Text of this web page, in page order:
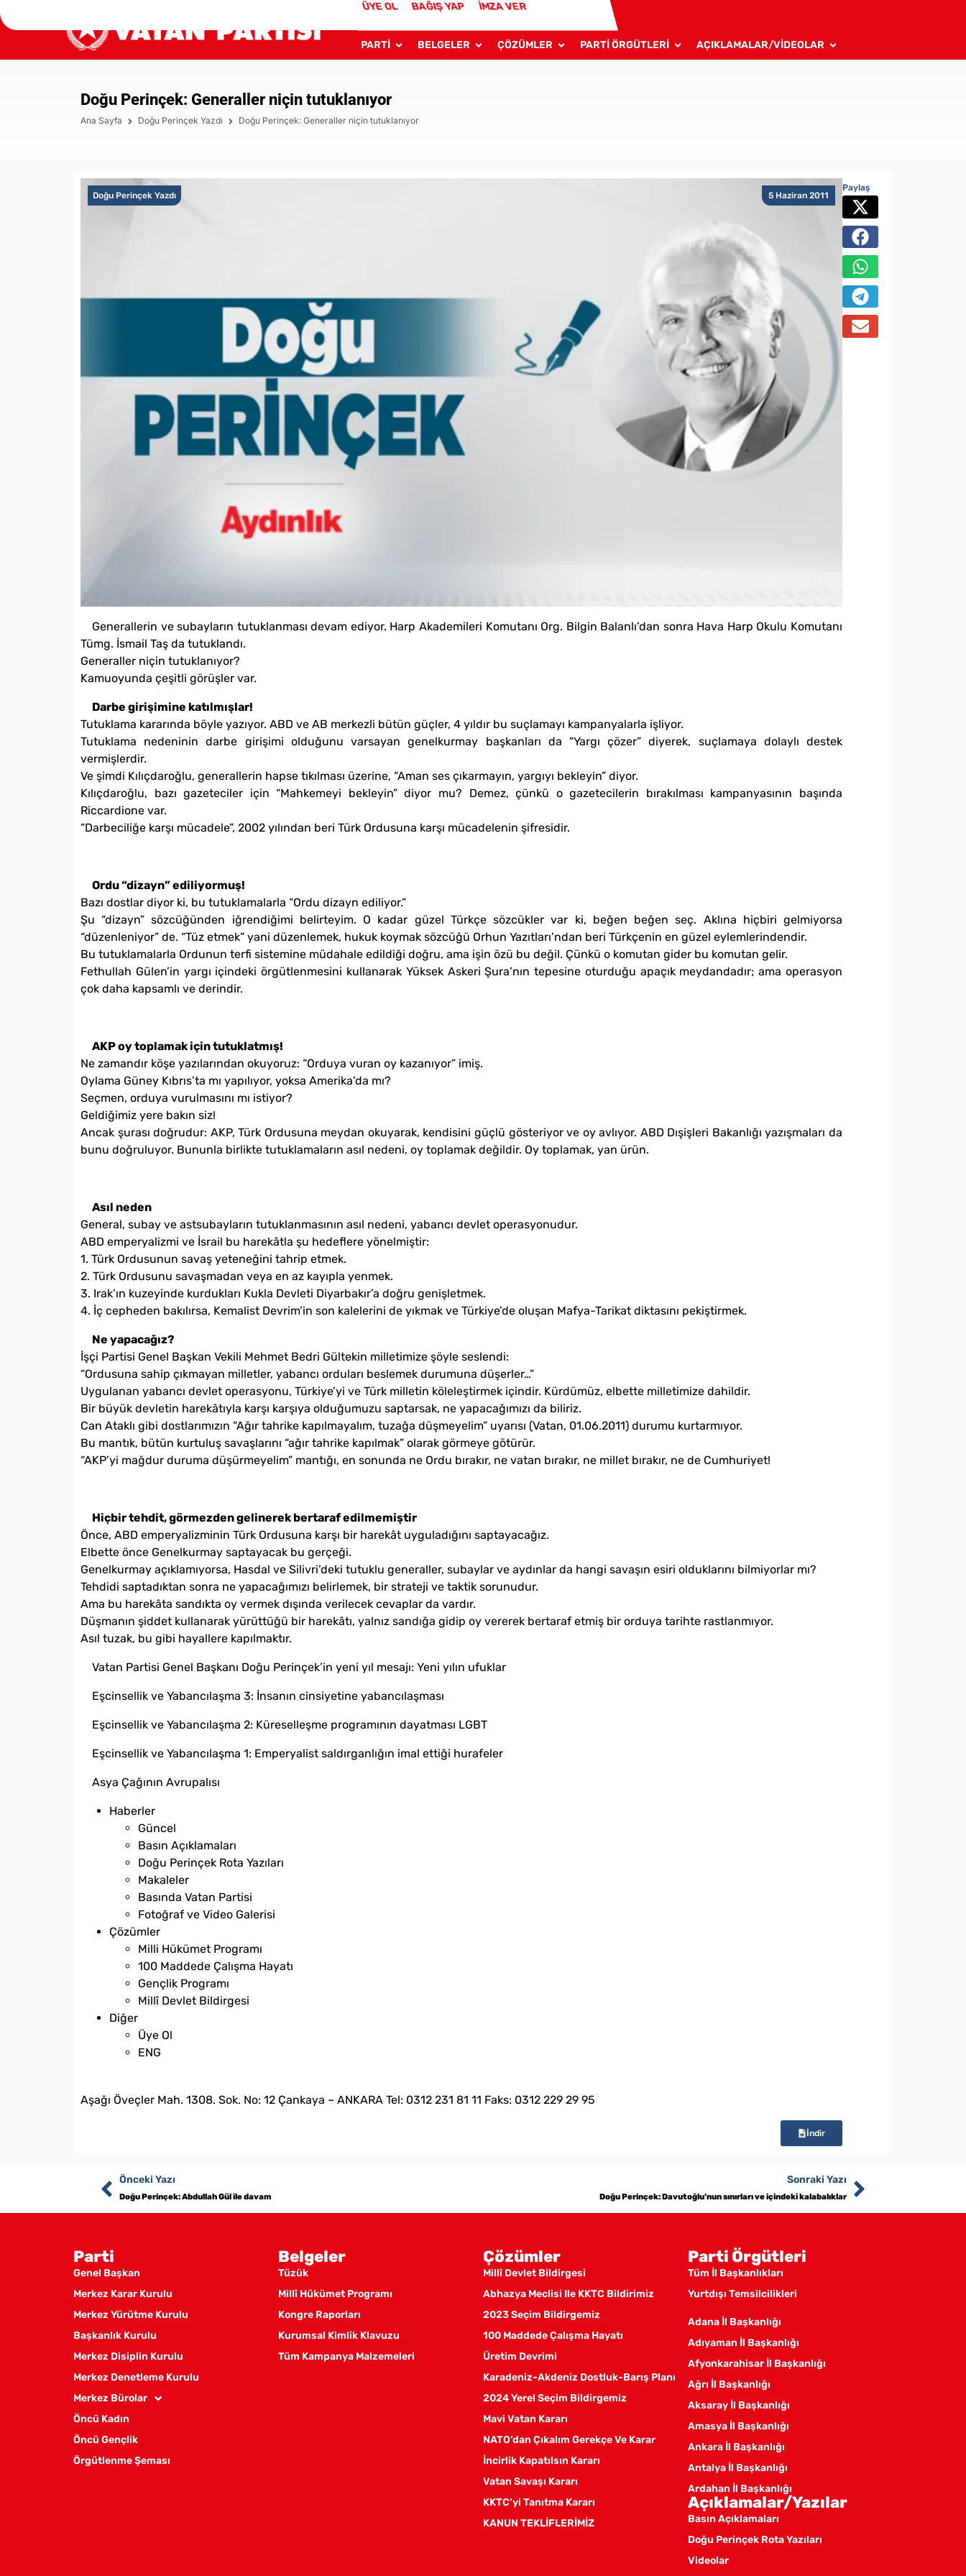
ÜYE OL BAĞIŞ YAP İMZA VER
PARTİ BELGELER ÇÖZÜMLER PARTİ ÖRGÜTLERİ AÇIKLAMALAR/VİDEOLAR
Doğu Perinçek: Generaller niçin tutuklanıyor
Ana Sayfa Doğu Perinçek Yazdı Doğu Perinçek: Generaller niçin tutuklanıyor
5 Haziran 2011
Doğu Perinçek Yazdı
Generallerin ve subayların tutuklanması devam ediyor. Harp Akademileri Komutanı Org. Bilgin Balanlı’dan sonra Hava Harp Okulu Komutanı
Tümg. İsmail Taş da tutuklandı.
Generaller niçin tutuklanıyor?
Kamuoyunda çeşitli görüşler var.
Darbe girişimine katılmışlar!
Tutuklama kararında böyle yazıyor. ABD ve AB merkezli bütün güçler, 4 yıldır bu suçlamayı kampanyalarla işliyor.
Tutuklama nedeninin darbe girişimi olduğunu varsayan genelkurmay başkanları da “Yargı çözer” diyerek, suçlamaya dolaylı destek
vermişlerdir.
Ve şimdi Kılıçdaroğlu, generallerin hapse tıkılması üzerine, “Aman ses çıkarmayın, yargıyı bekleyin” diyor.
Kılıçdaroğlu, bazı gazeteciler için “Mahkemeyi bekleyin” diyor mu? Demez, çünkü o gazetecilerin bırakılması kampanyasının başında
Riccardione var.
“Darbeciliğe karşı mücadele”, 2002 yılından beri Türk Ordusuna karşı mücadelenin şifresidir.
Ordu “dizayn” ediliyormuş!
Bazı dostlar diyor ki, bu tutuklamalarla “Ordu dizayn ediliyor.”
Şu “dizayn” sözcüğünden iğrendiğimi belirteyim. O kadar güzel Türkçe sözcükler var ki, beğen beğen seç. Aklına hiçbiri gelmiyorsa
“düzenleniyor” de. “Tüz etmek” yani düzenlemek, hukuk koymak sözcüğü Orhun Yazıtları’ndan beri Türkçenin en güzel eylemlerindendir.
Bu tutuklamalarla Ordunun terfi sistemine müdahale edildiği doğru, ama işin özü bu değil. Çünkü o komutan gider bu komutan gelir.
Fethullah Gülen’in yargı içindeki örgütlenmesini kullanarak Yüksek Askeri Şura’nın tepesine oturduğu apaçık meydandadır; ama operasyon
çok daha kapsamlı ve derindir.
AKP oy toplamak için tutuklatmış!
Ne zamandır köşe yazılarından okuyoruz: “Orduya vuran oy kazanıyor” imiş.
Oylama Güney Kıbrıs’ta mı yapılıyor, yoksa Amerika’da mı?
Seçmen, orduya vurulmasını mı istiyor?
Geldiğimiz yere bakın siz!
Ancak şurası doğrudur: AKP, Türk Ordusuna meydan okuyarak, kendisini güçlü gösteriyor ve oy avlıyor. ABD Dışişleri Bakanlığı yazışmaları da
bunu doğruluyor. Bununla birlikte tutuklamaların asıl nedeni, oy toplamak değildir. Oy toplamak, yan ürün.
Asıl neden
General, subay ve astsubayların tutuklanmasının asıl nedeni, yabancı devlet operasyonudur.
ABD emperyalizmi ve İsrail bu harekâtla şu hedeflere yönelmiştir:
1. Türk Ordusunun savaş yeteneğini tahrip etmek.
2. Türk Ordusunu savaşmadan veya en az kayıpla yenmek.
3. Irak’ın kuzeyinde kurdukları Kukla Devleti Diyarbakır’a doğru genişletmek.
4. İç cepheden bakılırsa, Kemalist Devrim’in son kalelerini de yıkmak ve Türkiye’de oluşan Mafya-Tarikat diktasını pekiştirmek.
Ne yapacağız?
İşçi Partisi Genel Başkan Vekili Mehmet Bedri Gültekin milletimize şöyle seslendi:
“Ordusuna sahip çıkmayan milletler, yabancı orduları beslemek durumuna düşerler…”
Uygulanan yabancı devlet operasyonu, Türkiye’yi ve Türk milletin köleleştirmek içindir. Kürdümüz, elbette milletimize dahildir.
Bir büyük devletin harekâtıyla karşı karşıya olduğumuzu saptarsak, ne yapacağımızı da biliriz.
Can Ataklı gibi dostlarımızın “Ağır tahrike kapılmayalım, tuzağa düşmeyelim” uyarısı (Vatan, 01.06.2011) durumu kurtarmıyor.
Bu mantık, bütün kurtuluş savaşlarını “ağır tahrike kapılmak” olarak görmeye götürür.
“AKP’yi mağdur duruma düşürmeyelim” mantığı, en sonunda ne Ordu bırakır, ne vatan bırakır, ne millet bırakır, ne de Cumhuriyet!
Hiçbir tehdit, görmezden gelinerek bertaraf edilmemiştir
Önce, ABD emperyalizminin Türk Ordusuna karşı bir harekât uyguladığını saptayacağız.
Elbette önce Genelkurmay saptayacak bu gerçeği.
Genelkurmay açıklamıyorsa, Hasdal ve Silivri’deki tutuklu generaller, subaylar ve aydınlar da hangi savaşın esiri olduklarını bilmiyorlar mı?
Tehdidi saptadıktan sonra ne yapacağımızı belirlemek, bir strateji ve taktik sorunudur.
Ama bu harekâta sandıkta oy vermek dışında verilecek cevaplar da vardır.
Düşmanın şiddet kullanarak yürüttüğü bir harekâtı, yalnız sandığa gidip oy vererek bertaraf etmiş bir orduya tarihte rastlanmıyor.
Asıl tuzak, bu gibi hayallere kapılmaktır.
Vatan Partisi Genel Başkanı Doğu Perinçek’in yeni yıl mesajı: Yeni yılın ufuklar
Eşcinsellik ve Yabancılaşma 3: İnsanın cinsiyetine yabancılaşması
Eşcinsellik ve Yabancılaşma 2: Küreselleşme programının dayatması LGBT
Eşcinsellik ve Yabancılaşma 1: Emperyalist saldırganlığın imal ettiği hurafeler
Asya Çağının Avrupalısı
Haberler
Güncel
Basın Açıklamaları
Doğu Perinçek Rota Yazıları
Makaleler
Basında Vatan Partisi
Fotoğraf ve Video Galerisi
Çözümler
Milli Hükümet Programı
100 Maddede Çalışma Hayatı
Gençlik Programı
Millî Devlet Bildirgesi
Diğer
Üye Ol
ENG
Aşağı Öveçler Mah. 1308. Sok. No: 12 Çankaya – ANKARA Tel: 0312 231 81 11 Faks: 0312 229 29 95
İndir
Paylaş
Önceki Yazı
Doğu Perinçek: Abdullah Gül ile davam
Sonraki Yazı
Doğu Perinçek: Davutoğlu’nun sınırları ve içindeki kalabalıklar
Parti
Genel Başkan
Merkez Karar Kurulu
Merkez Yürütme Kurulu
Başkanlık Kurulu
Merkez Disiplin Kurulu
Merkez Denetleme Kurulu
Merkez Bürolar
Öncü Kadın
Öncü Gençlik
Örgütlenme Şeması
Belgeler
Tüzük
Millî Hükümet Programı
Kongre Raporları
Kurumsal Kimlik Klavuzu
Tüm Kampanya Malzemeleri
Çözümler
Millî Devlet Bildirgesi
Abhazya Meclisi Ile KKTC Bildirimiz
2023 Seçim Bildirgemiz
100 Maddede Çalışma Hayatı
Üretim Devrimi
Karadeniz-Akdeniz Dostluk-Barış Planı
2024 Yerel Seçim Bildirgemiz
Mavi Vatan Kararı
NATO’dan Çıkalım Gerekçe Ve Karar
İncirlik Kapatılsın Kararı
Vatan Savaşı Kararı
KKTC’yi Tanıtma Kararı
KANUN TEKLİFLERİMİZ
Parti Örgütleri
Tüm İl Başkanlıkları
Yurtdışı Temsilcilikleri
Adana İl Başkanlığı
Adıyaman İl Başkanlığı
Afyonkarahisar İl Başkanlığı
Ağrı İl Başkanlığı
Aksaray İl Başkanlığı
Amasya İl Başkanlığı
Ankara İl Başkanlığı
Antalya İl Başkanlığı
Ardahan İl Başkanlığı
Artvin İl Başkanlığı
Açıklamalar/Yazılar
Basın Açıklamaları
Doğu Perinçek Rota Yazıları
Videolar